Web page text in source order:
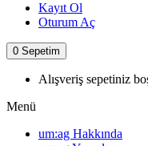
Kayıt Ol
Oturum Aç
0 Sepetim
Alışveriş sepetiniz
Menü
um:ag Hakkında